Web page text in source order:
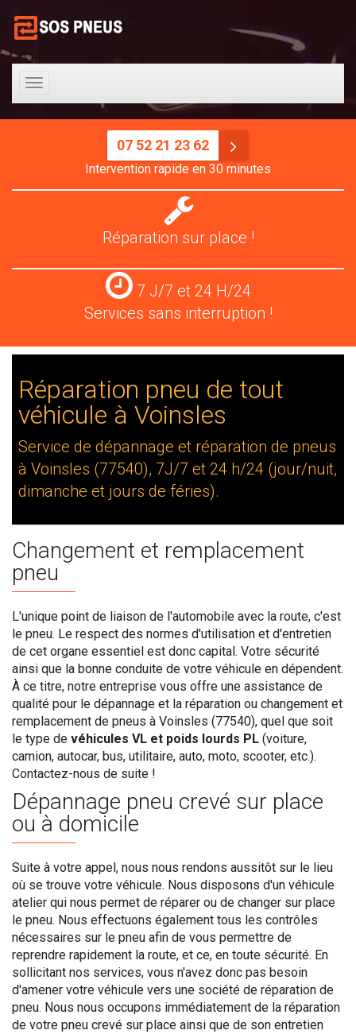
Toggle
navigation
07 52 21 23 62
Intervention rapide en 30 minutes
Réparation
pneus
Réparation sur place !
Services
24
H/24
7 J/7 et 24 H/24
Services sans interruption !
Réparation pneu de tout
véhicule à Voinsles
Service de dépannage et réparation de pneus
à Voinsles (77540), 7J/7 et 24 h/24 (jour/nuit,
dimanche et jours de féries).
Changement et remplacement
pneu
L'unique point de liaison de l'automobile avec la route, c'est
le pneu. Le respect des normes d'utilisation et d'entretien
de cet organe essentiel est donc capital. Votre sécurité
ainsi que la bonne conduite de votre véhicule en dépendent.
À ce titre, notre entreprise vous offre une assistance de
qualité pour le dépannage et la réparation ou changement et
remplacement de pneus à Voinsles (77540), quel que soit
le type de véhicules VL et poids lourds PL (voiture,
camion, autocar, bus, utilitaire, auto, moto, scooter, etc.).
Contactez-nous de suite !
Dépannage pneu crevé sur place
ou à domicile
Suite à votre appel, nous nous rendons aussitôt sur le lieu
où se trouve votre véhicule. Nous disposons d'un véhicule
atelier qui nous permet de réparer ou de changer sur place
le pneu. Nous effectuons également tous les contrôles
nécessaires sur le pneu afin de vous permettre de
reprendre rapidement la route, et ce, en toute sécurité. En
sollicitant nos services, vous n'avez donc pas besoin
d'amener votre véhicule vers une société de réparation de
pneu. Nous nous occupons immédiatement de la réparation
de votre pneu crevé sur place ainsi que de son entretien